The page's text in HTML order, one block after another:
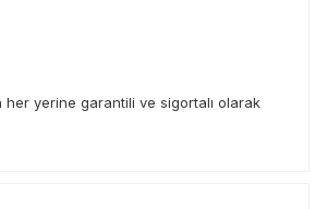
her yerine garantili ve sigortalı olarak